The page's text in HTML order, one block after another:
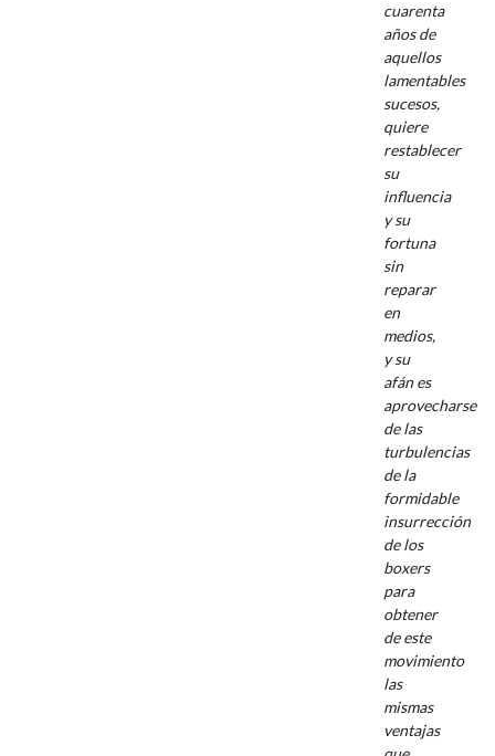
cuarenta
años de
aquellos
lamentables
sucesos,
quiere
restablecer
su
influencia
y su
fortuna
sin
reparar
en
medios,
y su
afán es
aprovecharse
de las
turbulencias
de la
formidable
insurrección
de los
boxers
para
obtener
de este
movimiento
las
mismas
ventajas